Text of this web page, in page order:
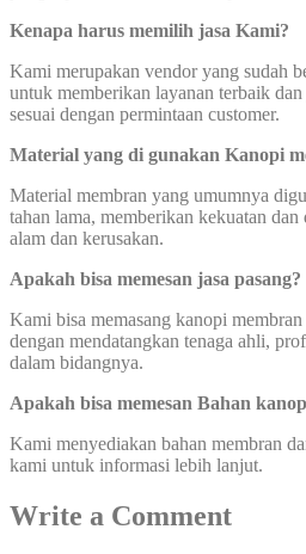
Kenapa harus memilih jasa Kami?
Kami merupakan vendor yang sudah
untuk memberikan layanan terbaik
sesuai dengan permintaan customer.
Material yang di gunakan Kanopi
Material membran yang umumnya
tahan lama, memberikan kekuatan dan
alam dan kerusakan.
Apakah bisa memesan jasa pasang?
Kami bisa memasang kanopi
dengan mendatangkan tenaga ahli,
dalam bidangnya.
Apakah bisa memesan Bahan
Kami menyediakan bahan membran
kami untuk informasi lebih lanjut.
Write a Comment